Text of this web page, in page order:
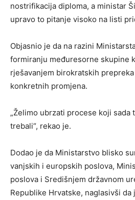
nostrifikacija diploma, a ministar
upravo to pitanje visoko na listi
Objasnio je da na razini
formiranju međuresorne skupine
rješavanjem birokratskih
konkretnih promjena.
„Želimo ubrzati procese koji sada
trebali“, rekao je.
Dodao je da Ministarstvo blisko
vanjskih i europskih poslova,
poslova i Središnjem državnom
Republike Hrvatske, naglasivši